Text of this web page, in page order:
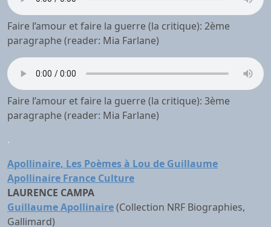
Faire l’amour et faire la guerre (la critique): 2ème
paragraphe (reader: Mia Farlane)
Faire l’amour et faire la guerre (la critique): 3ème
paragraphe (reader: Mia Farlane)
.
Apollinaire, Les Poèmes à Lou de Guillaume
Apollinaire France Culture
LAURENCE CAMPA
Guillaume Apollinaire(Collection NRF Biographies,
Gallimard)